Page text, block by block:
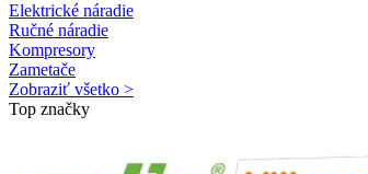
Elektrické náradie
Ručné náradie
Kompresory
Zametače
Zobraziť všetko >
Top značky